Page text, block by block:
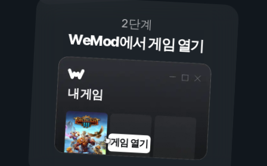
2단계
WeMod에서 게임 열기
내 게임
게임 열기